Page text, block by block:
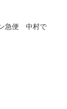
急便 中村で